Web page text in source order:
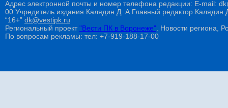
Адрес электронной почты и номер телефона редакции: E-mail:
00.Учредитель издания Калядин Д. А.Главный редактор
“16+” dk@vestipk.ru
Региональный проект"Вести ПК в Воронеже" . Новости региона,
По вопросам рекламы: тел: +7-919-188-17-00